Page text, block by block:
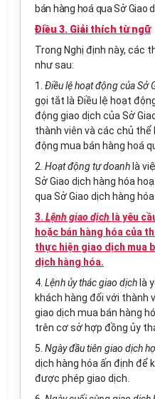
bán hàng hoá qua Sở Giao
Điều 3. Giải thích từ ngữ
Trong Nghị định này, các
như sau:
1. Điều lệ hoạt động của Sở
gọi tắt là Điều lệ hoạt
động giao dịch của Sở
thành viên và các chủ thể
động mua bán hàng hoá
2. Hoạt động tự doanh là
Sở Giao dịch hàng hóa
qua Sở Giao dịch hàng
3. Lệnh giao dịch là yêu
hoặc bán hàng hóa của
thực hiện giao dịch mua
dịch hàng hóa.
4. Lệnh ủy thác giao dịch là
khách hàng đối với thành
giao dịch mua bán hàng
trên cơ sở hợp đồng ủy
5. Ngày đầu tiên giao dịch
dịch hàng hóa ấn định để
được phép giao dịch.